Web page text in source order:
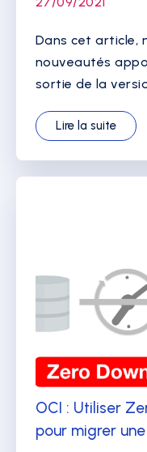
Dans cet article,
nouveautés
sortie de la
Lire la suite
OCI : Utiliser
pour migrer